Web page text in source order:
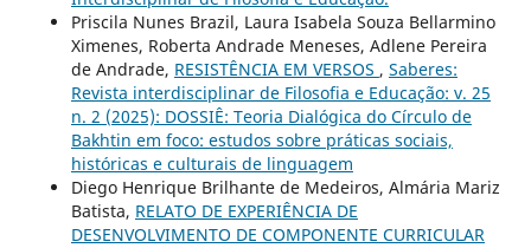
Priscila Nunes Brazil, Laura Isabela Souza Bellarmino
Ximenes, Roberta Andrade Meneses, Adlene Pereira
de Andrade, RESISTÊNCIA EM VERSOS , Saberes:
Revista interdisciplinar de Filosofia e Educação: v. 25
n. 2 (2025): DOSSIÊ: Teoria Dialógica do Círculo de
Bakhtin em foco: estudos sobre práticas sociais,
históricas e culturais de linguagem
Diego Henrique Brilhante de Medeiros, Almária Mariz
Batista, RELATO DE EXPERIÊNCIA DE
DESENVOLVIMENTO DE COMPONENTE CURRICULAR